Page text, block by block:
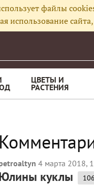
файлы
использование
ЦВЕТЫ И
РАСТЕНИЯ
4 марта 2018,
куклы 106